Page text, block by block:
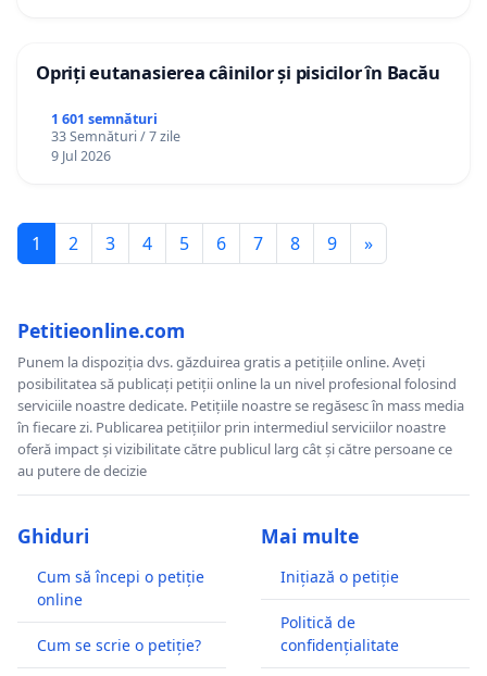
Opriți eutanasierea câinilor și pisicilor în Bacău
1 601 semnături
33 Semnături / 7 zile
9 Jul 2026
1 2 3 4 5 6 7 8 9 »
Petitieonline.com
Punem la dispoziția dvs. găzduirea gratis a petițiile online. Aveți
posibilitatea să publicați petiții online la un nivel profesional folosind
serviciile noastre dedicate. Petițiile noastre se regăsesc în mass media
în fiecare zi. Publicarea petițiilor prin intermediul serviciilor noastre
oferă impact și vizibilitate către publicul larg cât și către persoane ce
au putere de decizie
Ghiduri
Cum să începi o petiție
online
Cum se scrie o petiție?
Mai multe
Inițiază o petiție
Politică de
confidențialitate